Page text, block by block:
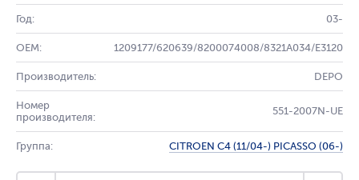
Год: 03-
OEM: 1209177/620639/8200074008/8321A034/E3120
Производитель: DEPO
Номер
производителя:
551-2007N-UE
Группа: CITROEN C4 (11/04-) PICASSO (06-)